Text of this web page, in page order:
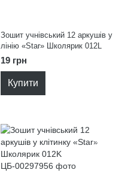
Зошит учнівський 12 аркушів у
лінію «Star» Школярик 012L
19 грн
Купити